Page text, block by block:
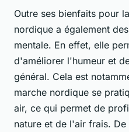
Outre ses bienfaits pour
nordique a également
mentale. En effet, elle
d'améliorer l'humeur et
général. Cela est
marche nordique se
air, ce qui permet de
nature et de l'air frais.